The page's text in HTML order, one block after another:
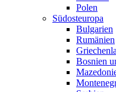
Polen
Südosteuropa
Bulgarien
Rumänien
Bosnien